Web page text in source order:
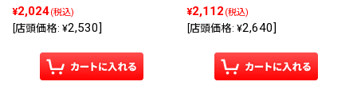
¥2,024(税込)
店頭価格: ¥2,530]
¥2,112 (税込)
店頭価格: ¥2,640]